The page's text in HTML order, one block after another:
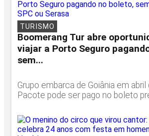
TURISMO
Boomerang Tur abre
viajar a Porto Seguro
sem...
Grupo embarca de Goiânia em abril
Pacote pode ser pago no boleto